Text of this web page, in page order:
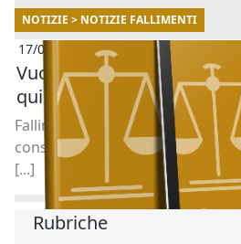
NOTIZIE > NOTIZIE FALLIMENTI
17/07/2025
Vuoi acquistare un
qui per aiutarti.
Fallimenti.it è al tuo fianco con
consulenza gratuito in
[...]
Rubriche